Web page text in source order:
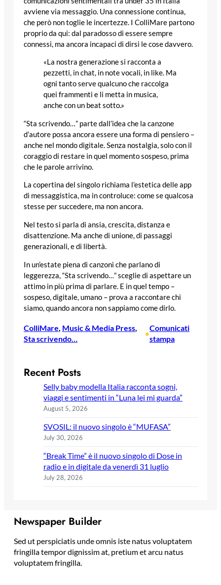
avviene via messaggio. Una connessione continua,
che però non toglie le incertezze. I ColliMare partono
proprio da qui: dal paradosso di essere sempre
connessi, ma ancora incapaci di dirsi le cose davvero.
«La nostra generazione si racconta a
pezzetti, in chat, in note vocali, in like. Ma
ogni tanto serve qualcuno che raccolga
quei frammenti e li metta in musica,
anche con un beat sotto.»
“Sta scrivendo…” parte dall’idea che la canzone
d’autore possa ancora essere una forma di pensiero –
anche nel mondo digitale. Senza nostalgia, solo con il
coraggio di restare in quel momento sospeso, prima
che le parole arrivino.
La copertina del singolo richiama l’estetica delle app
di messaggistica, ma in controluce: come se qualcosa
stesse per succedere, ma non ancora.
Nel testo si parla di ansia, crescita, distanza e
disattenzione. Ma anche di unione, di passaggi
generazionali, e di libertà.
In un’estate piena di canzoni che parlano di
leggerezza, “Sta scrivendo…” sceglie di aspettare un
attimo in più prima di parlare. E in quel tempo –
sospeso, digitale, umano – prova a raccontare chi
siamo, quando ancora non sappiamo come dirlo.
ColliMare, Music & Media Press
Sta scrivendo…
•
Comunicati
stampa
Recent Posts
Selly baby modella Italia racconta sogni,
viaggi e sentimenti in “Luna lei mi guarda”
August 5, 2026
SVOSIL: il nuovo singolo è “MUFASA”
July 30, 2026
“Break Time” è il nuovo singolo di Dose in
radio e in digitale da venerdì 31 luglio
July 28, 2026
Newspaper Builder
Sed ut perspiciatis unde omnis iste natus voluptatem
fringilla tempor dignissim at, pretium et arcu natus
voluptatem fringilla.